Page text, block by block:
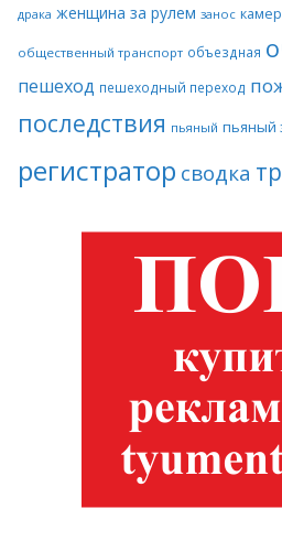
драка женщина за рулем занос
общественный транспорт объездная
пешеход пешеходный переход
последствия пьяный пьяный
регистратор сводка